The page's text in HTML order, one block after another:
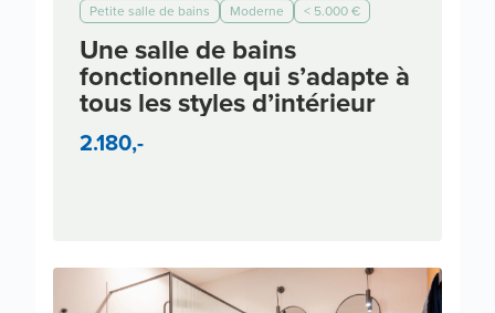
Petite salle de bains Moderne
< 5.000 €
< 3.000 €
Une salle de bains
fonctionnelle qui s’adapte à
tous les styles d’intérieur
2.180,-